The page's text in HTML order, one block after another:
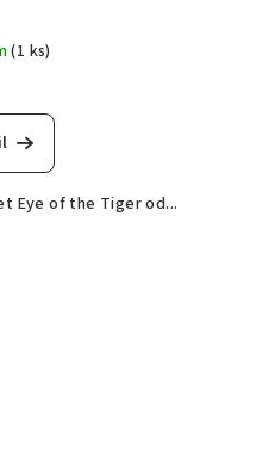
(1 ks)
Eye of the Tiger od...